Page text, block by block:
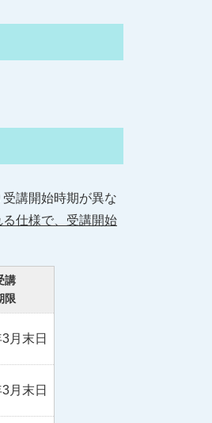
講開始時期が異な
仕様で、受講開始
講
限
月末日
月末日